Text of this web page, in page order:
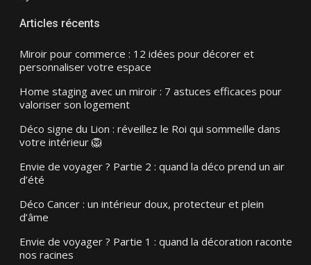
Articles récents
Miroir pour commerce : 12 idées pour décorer et
personnaliser votre espace
Home staging avec un miroir : 7 astuces efficaces pour
valoriser son logement
Déco signe du Lion : réveillez le Roi qui sommeille dans
votre intérieur 🦁
Envie de voyager ? Partie 2 : quand la déco prend un air
d’été
Déco Cancer : un intérieur doux, protecteur et plein
d’âme
Envie de voyager ? Partie 1 : quand la décoration raconte
nos racines